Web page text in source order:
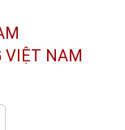
VIỆT NAM